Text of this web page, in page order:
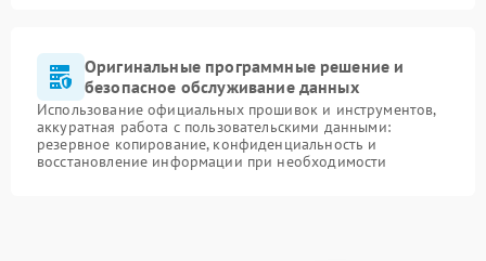
Оригинальные программные решение и
безопасное обслуживание данных
Использование официальных прошивок и инструментов,
аккуратная работа с пользовательскими данными:
резервное копирование, конфиденциальность и
восстановление информации при необходимости